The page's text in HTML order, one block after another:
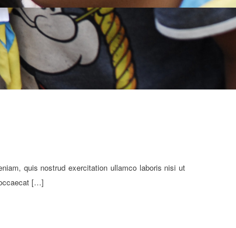
quis nostrud exercitation ullamco laboris nisi ut
[…]